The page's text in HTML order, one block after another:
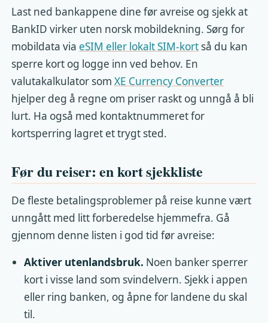
Last ned bankappene dine før avreise og sjekk at
BankID virker uten norsk mobildekning. Sørg for
mobildata via eSIM eller lokalt SIM-kort så du kan
sperre kort og logge inn ved behov. En
valutakalkulator somXE Currency Converter
hjelper deg å regne om priser raskt og unngå å bli
lurt. Ha også med kontaktnummeret for
kortsperring lagret et trygt sted.
Før du reiser: en kort sjekkliste
De fleste betalingsproblemer på reise kunne vært
unngått med litt forberedelse hjemmefra. Gå
gjennom denne listen i god tid før avreise:
Aktiver utenlandsbruk. Noen banker sperrer
kort i visse land som svindelvern. Sjekk i appen
eller ring banken, og åpne for landene du skal
til.